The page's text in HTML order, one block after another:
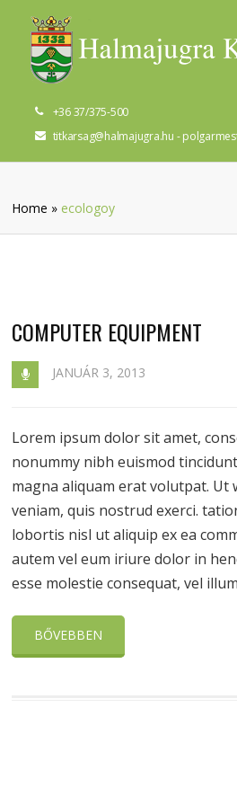
+36 37/375-500
titkarsag@halmajugra.hu -
Home » ecologoy
COMPUTER EQUIPMENT
JANUÁR 3, 2013
Lorem ipsum dolor sit amet,
nonummy nibh euismod
magna aliquam erat volutpat. Ut
veniam, quis nostrud exerci.
lobortis nisl ut aliquip ex ea
autem vel eum iriure dolor in
esse molestie consequat, vel illum
BŐVEBBEN